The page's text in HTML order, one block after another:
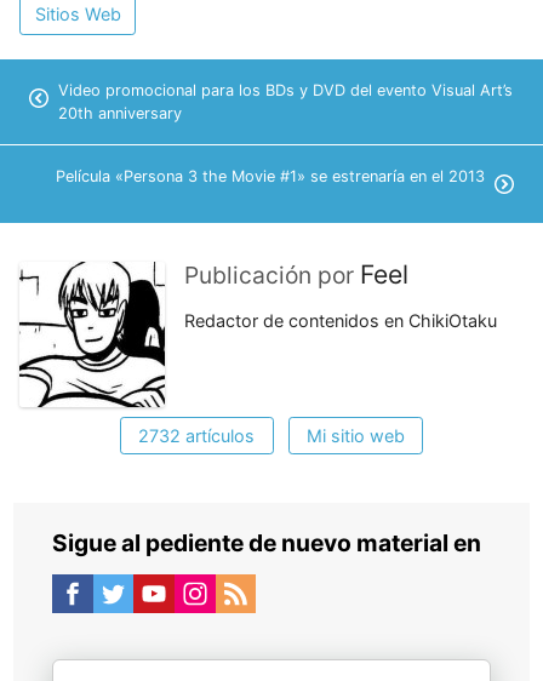
Sitios Web
Video promocional para los BDs y DVD del evento Visual Art’s
20th anniversary
Película «Persona 3 the Movie #1» se estrenaría en el 2013
Publicación por Feel
Redactor de contenidos en ChikiOtaku
2732 artículos Mi sitio web
Sigue al pediente de nuevo material en